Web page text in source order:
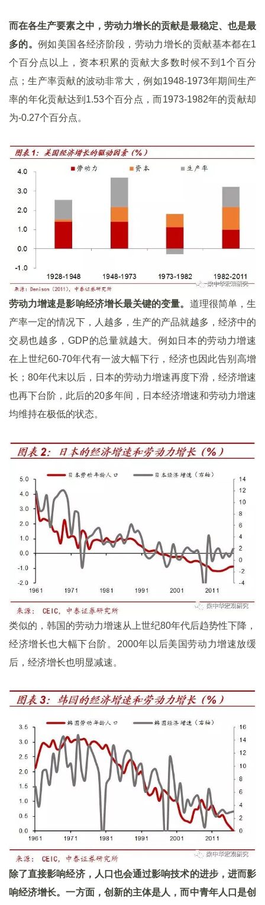
而在各生产要素之中，劳动力增长的贡献是最稳定、也是最
多的。例如美国各经济阶段，劳动力增长的贡献基本都在1
个百分点以上，资本积累的贡献大多数时候不到1个百分
点；生产率贡献的波动非常大，例如1948-1973年期间生产
率的年化贡献达到1.53个百分点，而1973-1982年的贡献却
为-0.27个百分点。
劳动力增速是影响经济增长最关键的变量。 道理很简单，生
产率一定的情况下，人越多，生产的产品就越多，经济中的
交易也越多，GDP的总量就越大。例如日本的劳动力增速
在上世纪60-70年代有一波大幅下行，经济也因此告别高增
长；80年代末以后，日本的劳动力增速再度下滑，经济增速
也再下台阶，此后的20多年间，日本经济增速和劳动力增速
均维持在极低的状态。
类似的，韩国的劳动力增速从上世纪80年代后趋势性下降，
经济增长也大幅下台阶。2000年以后美国劳动力增速放缓
后，经济增长也明显减速。
除了直接影响经济，人口也会通过影响技术的进步，进而影
响经济增长。一方面，创新的主体是人，而中青年人口是创